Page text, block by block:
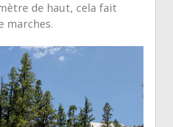
de haut, cela fait
marches.